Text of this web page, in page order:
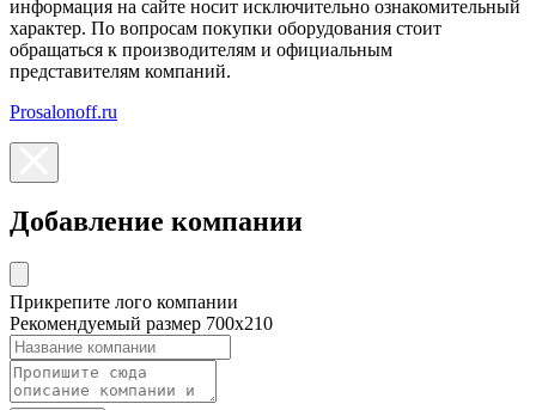
информация на сайте носит исключительно ознакомительный
характер. По вопросам покупки оборудования стоит
обращаться к производителям и официальным
представителям компаний.
Prosalonoff.ru
Добавление компании
Прикрепите лого компании
Рекомендуемый размер 700х210